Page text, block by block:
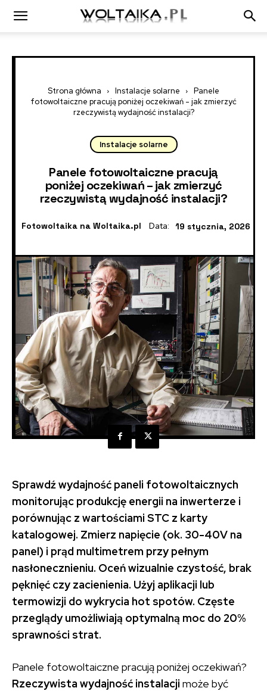
Strona główna Instalacje solarne
Panele
fotowoltaiczne pracują poniżej oczekiwań - jak zmierzyć
rzeczywistą wydajność instalacji?
Instalacje solarne
Panele fotowoltaiczne pracują
poniżej oczekiwań – jak zmierzyć
rzeczywistą wydajność instalacji?
Fotowoltaika na Woltaika.pl Data: 19 stycznia, 2026
Sprawdź wydajność paneli fotowoltaicznych
monitorując produkcję energii na inwerterze i
porównując z wartościami STC z karty
katalogowej. Zmierz napięcie (ok. 30-40V na
panel) i prąd multimetrem przy pełnym
nasłonecznieniu. Oceń wizualnie czystość, brak
pęknięć czy zacienienia. Użyj aplikacji lub
termowizji do wykrycia hot spotów. Częste
przeglądy umożliwiają optymalną moc do 20%
sprawności strat.
Panele fotowoltaiczne pracują poniżej oczekiwań?
Rzeczywista wydajność instalacji może być